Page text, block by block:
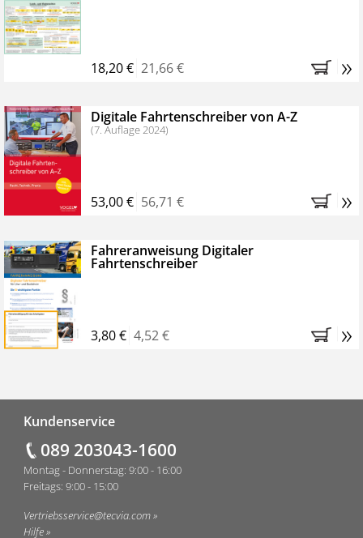
Bestellen Sie jetzt das VerkehrsRundschau Profipaket im
Kennenlern-Abo für zwei Monate (inkl. der derzeitig
Monaten brauchen Sie nichts weiter tun, das
Abonnement endet automatisch, es entstehen keine
weiteren Verpflichtungen.
18,20 € 21,66 € »
Digitale Fahrtenschreiber von A-Z
(7. Auflage 2024)
53,00 € 56,71 € »
Fahreranweisung Digitaler
Fahrtenschreiber
3,80 € 4,52 € »
Kundenservice
089 203043-1600
Montag - Donnerstag: 9:00 - 16:00
Freitags: 9:00 - 15:00
Vertriebsservice@tecvia.com
Hilfe